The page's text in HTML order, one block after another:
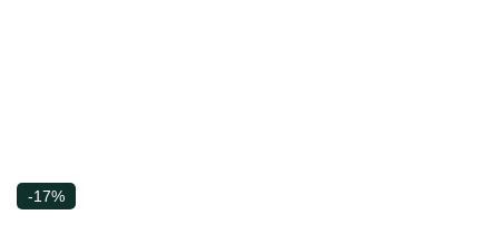
-17%